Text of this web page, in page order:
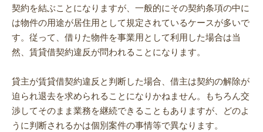
契約を結ぶことになりますが、一般的にその契約条項の中に
は物件の用途が居住用として規定されているケースが多いで
す。従って、借りた物件を事業用として利用した場合は当
然、賃貸借契約違反が問われることになります。
貸主が賃貸借契約違反と判断した場合、借主は契約の解除が
迫られ退去を求められることになりかねません。もちろん交
渉してそのまま業務を継続できることもありますが、どのよ
うに判断されるかは個別案件の事情等で異なります。